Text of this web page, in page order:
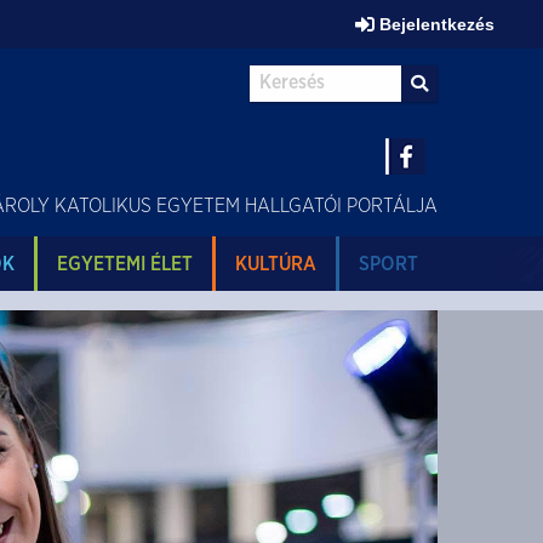
Bejelentkezés
Keresés az egész honlapon:
KATOLIKUS EGYETEM HALLGATÓI PORTÁLJA
EGYETEMI ÉLET KULTÚRA SPORT